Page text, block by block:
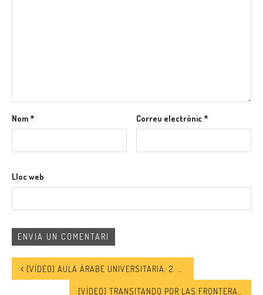
Nom* Correu electrònic*
Lloc web
[VÍDEO] AULA ÁRABE UNIVERSITARIA: 2. ARGELIA EN TRANSICIÓN HACIA UNA SEGUNDA REPÚBLICA